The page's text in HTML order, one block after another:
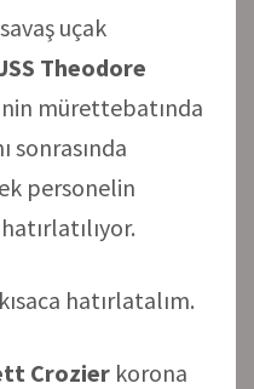
uçak
Theodore
mürettebatında
sonrasında
personelin
hatırlatalım.
Crozier korona